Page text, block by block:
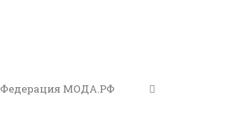
Федерация МОДА.РФ